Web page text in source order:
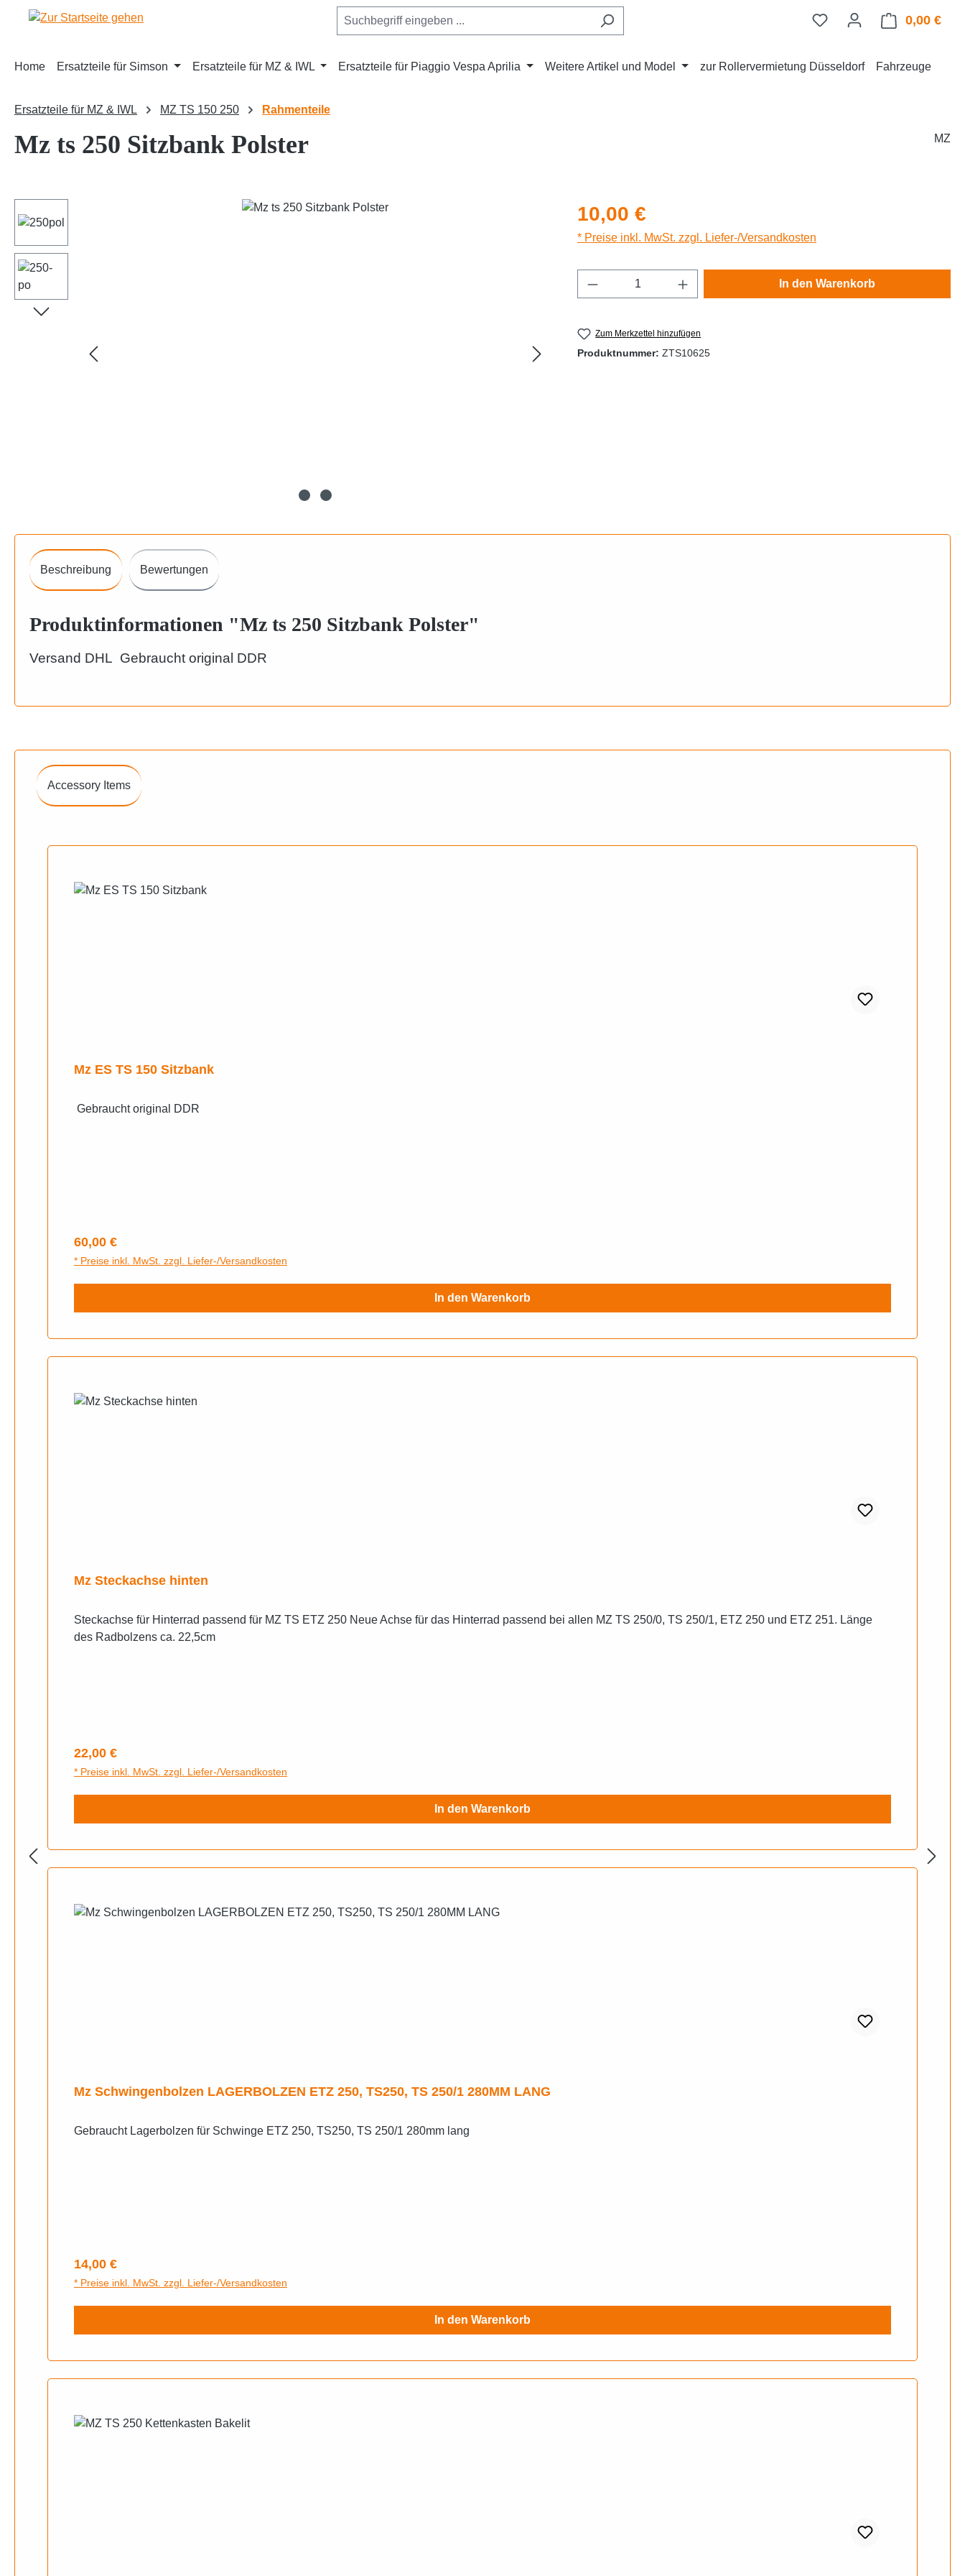
Hauptinhalt springen
Zur Suche springen
Zur Hauptnavigation springen 0,00 €
Home Ersatzteile für Simson Ersatzteile für MZ & IWL Ersatzteile für Piaggio Vespa Aprilia Weitere Artikel und Model zur Rollervermietung Düsseldorf Fahrzeuge
Ersatzteile für MZ & IWL MZ TS 150 250 Rahmenteile
Mz ts 250 Sitzbank Polster MZ
Regulärer Preis:
10,00 €
* Preise inkl. MwSt. zzgl. Liefer-/Versandkosten
Produkt Anzahl: Gib den gewünschten Wert ein
In den Warenkorb
Zum Merkzettel hinzufügen
Produktnummer: ZTS10625
Beschreibung Bewertungen
Produktinformationen "Mz ts 250 Sitzbank Polster"
Versand DHL Gebraucht original DDR
Accessory Items
Mz ES TS 150 Sitzbank
Gebraucht original DDR
Regulärer Preis:
60,00 €
* Preise inkl. MwSt. zzgl. Liefer-/Versandkosten
In den Warenkorb
Mz Steckachse hinten
Steckachse für Hinterrad passend für MZ TS ETZ 250 Neue Achse für das Hinterrad passend bei allen MZ TS 250/0, TS 250/1, ETZ 250 und ETZ 251. Länge
des Radbolzens ca. 22,5cm
Regulärer Preis:
22,00 €
* Preise inkl. MwSt. zzgl. Liefer-/Versandkosten
In den Warenkorb
Mz Schwingenbolzen LAGERBOLZEN ETZ 250, TS250, TS 250/1 280MM LANG
Gebraucht Lagerbolzen für Schwinge ETZ 250, TS250, TS 250/1 280mm lang
Regulärer Preis:
14,00 €
* Preise inkl. MwSt. zzgl. Liefer-/Versandkosten
In den Warenkorb